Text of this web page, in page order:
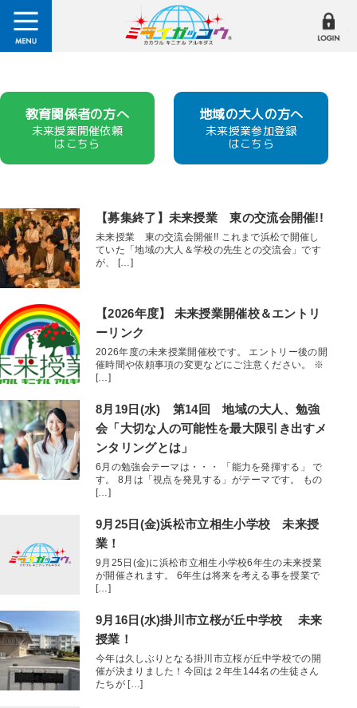
教育関係者の方へ
未来授業開催依頼
はこちら
地域の大人の方へ
未来授業参加登録
はこちら
【募集終了】未来授業 東の交流会開催!!
未来授業 東の交流会開催!! これまで浜松で開催し
ていた「地域の大人＆学校の先生との交流会」です
が、 […]
【2026年度】 未来授業開催校＆エントリ
ーリンク
2026年度の未来授業開催校です。 エントリー後の開
催時間や依頼事項の変更などにご注意ください。 ※
[…]
8月19日(水) 第14回 地域の大人、勉強
会「大切な人の可能性を最大限引き出すメ
ンタリングとは」
6月の勉強会テーマは・・・ 「能力を発揮する」 で
す。 8月は「視点を発見する」がテーマです。 もの
[…]
9月25日(金)浜松市立相生小学校 未来授
業！
9月25日(金)に浜松市立相生小学校6年生の未来授業
が開催されます。 6年生は将来を考える事を授業で
[…]
9月16日(水)掛川市立桜が丘中学校 未来
授業！
今年は久しぶりとなる掛川市立桜が丘中学校での開
催が決まりました！今回は２年生144名の生徒さん
たちが […]